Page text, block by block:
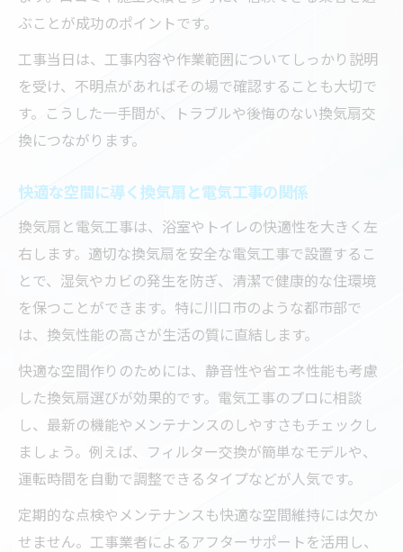
ぶことが成功のポイントです。
工事当日は、工事内容や作業範囲についてしっかり説明
を受け、不明点があればその場で確認することも大切で
す。こうした一手間が、トラブルや後悔のない換気扇交
換につながります。
快適な空間に導く換気扇と電気工事の関係
換気扇と電気工事は、浴室やトイレの快適性を大きく左
右します。適切な換気扇を安全な電気工事で設置するこ
とで、湿気やカビの発生を防ぎ、清潔で健康的な住環境
を保つことができます。特に川口市のような都市部で
は、換気性能の高さが生活の質に直結します。
快適な空間作りのためには、静音性や省エネ性能も考慮
した換気扇選びが効果的です。電気工事のプロに相談
し、最新の機能やメンテナンスのしやすさもチェックし
ましょう。例えば、フィルター交換が簡単なモデルや、
運転時間を自動で調整できるタイプなどが人気です。
定期的な点検やメンテナンスも快適な空間維持には欠か
せません。工事業者によるアフターサポートを活用し、